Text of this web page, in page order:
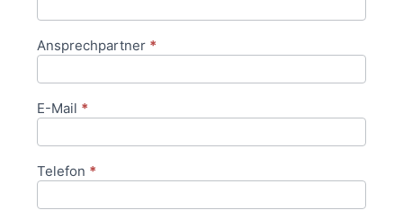
Ansprechpartner *
E-Mail *
Telefon *